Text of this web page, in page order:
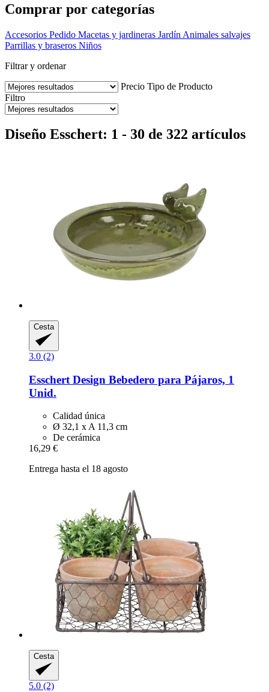
Comprar por categorías
Accesorios Pedido Macetas y jardineras Jardín Animales salvajes
Parrillas y braseros Niños
Filtrar y ordenar
Precio Tipo de Producto
Filtro
Diseño Esschert: 1 - 30 de 322 artículos
Cesta
3.0 (2)
Esschert Design Bebedero para Pájaros, 1
Unid.
Calidad única
Ø 32,1 x A 11,3 cm
De cerámica
16,29 €
Entrega hasta el 18 agosto
Cesta
5.0 (2)